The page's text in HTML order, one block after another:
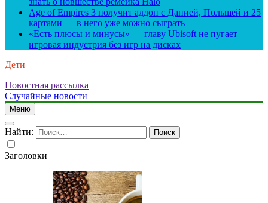
Age of Empires 3 получит аддон с Данией, Польшей и 25
картами — в него уже можно сыграть
«Есть плюсы и минусы» — главу Ubisoft не пугает
игровая индустрия без игр на дисках
Дети
Новостная рассылка
Случайные новости
Меню
Найти:
Заголовки